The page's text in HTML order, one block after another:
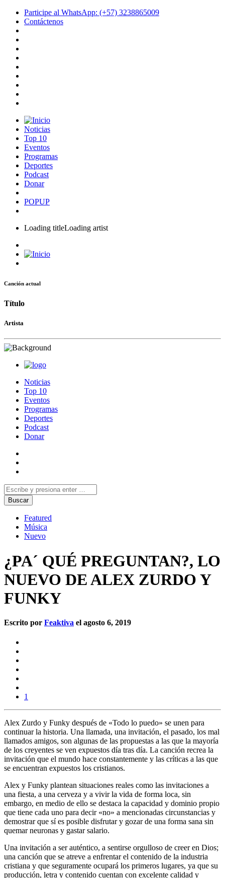
Participe al WhatsApp: (+57) 3238865009
Contáctenos
Noticias
Top 10
Eventos
Programas
Deportes
Podcast
Donar
POPUP
Loading titleLoading artist
Canción actual
Título
Artista
Noticias
Top 10
Eventos
Programas
Deportes
Podcast
Donar
Featured
Música
Nuevo
¿PA´ QUÉ PREGUNTAN?, LO
NUEVO DE ALEX ZURDO Y
FUNKY
Escrito por Feaktiva el agosto 6, 2019
1
Alex Zurdo y Funky después de «Todo lo puedo» se unen para
continuar la historia. Una llamada, una invitación, el pasado, los mal
llamados amigos, son algunas de las propuestas a las que la mayoría
de los creyentes se ven expuestos día tras día. La canción recrea la
invitación que el mundo hace constantemente y las críticas a las que
se encuentran expuestos los cristianos.
Alex y Funky plantean situaciones reales como las invitaciones a
una fiesta, a una cerveza y a vivir la vida de forma loca, sin
embargo, en medio de ello se destaca la capacidad y dominio propio
que tiene cada uno para decir «no» a mencionadas circunstancias y
demostrar que sí es posible disfrutar y gozar de una forma sana sin
quemar neuronas y gastar salario.
Una invitación a ser auténtico, a sentirse orgulloso de creer en Dios;
una canción que se atreve a enfrentar el contenido de la industria
cristiana y que seguramente ocupará los primeros lugares, ya que su
producción, letra y contenido cuentan con excelente calidad y